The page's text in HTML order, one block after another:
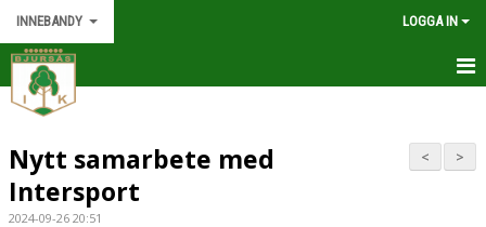
INNEBANDY LOGGA IN
INNEBANDY
NYHETER
DOKUMENT
>
<
Nytt samarbete med
Intersport
2024-09-26 20:51